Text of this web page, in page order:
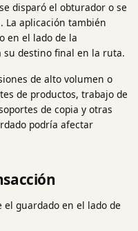
disparó el obturador o se
La aplicación también
en el lado de la
destino final en la ruta.
de alto volumen o
de productos, trabajo de
de copia y otras
podría afectar
guardado en el lado de